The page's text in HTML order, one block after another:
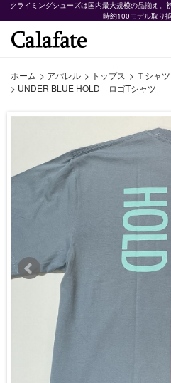
クライミングシューズは国内最大規模の品揃え。
時約100モデル取り
ホーム > アパレル > トップス > Ｔシャツ
> UNDER BLUE HOLD ロゴTシャツ